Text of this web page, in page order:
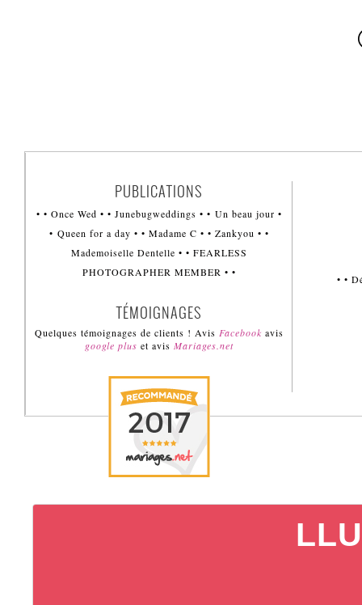
PUBLICATIONS
• • Once Wed • • Junebugweddings • • Un beau jour •
• Queen for a day • • Madame C • • Zankyou • •
Mademoiselle Dentelle • • FEARLESS
PHOTOGRAPHER MEMBER • •
TÉMOIGNAGES
Quelques témoignages de clients ! Avis Facebook avis
google plus et avis Mariages.net
• •